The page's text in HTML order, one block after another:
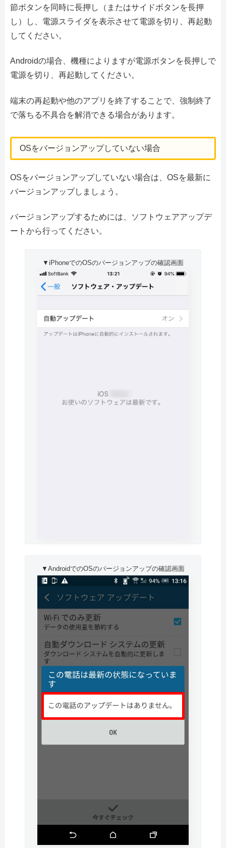
節ボタンを同時に長押し（またはサイドボタンを長押
し）し、電源スライダを表示させて電源を切り、再起動
してください。
Androidの場合、機種によりますが電源ボタンを長押しで
電源を切り、再起動してください。
端末の再起動や他のアプリを終了することで、強制終了
で落ちる不具合を解消できる場合があります。
OSをバージョンアップしていない場合
OSをバージョンアップしていない場合は、OSを最新に
バージョンアップしましょう。
バージョンアップするためには、ソフトウェアアップデ
ートから行ってください。
▼iPhoneでのOSのバージョンアップの確認画面
▼AndroidでのOSのバージョンアップの確認画面